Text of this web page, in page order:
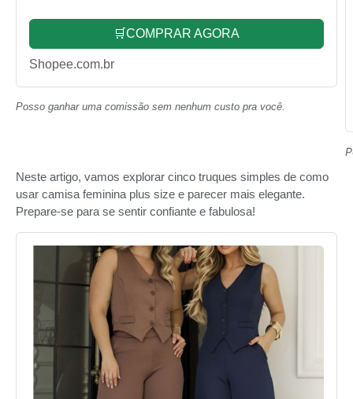
🛒COMPRAR AGORA
Shopee.com.br
Posso ganhar uma comissão sem nenhum custo pra você.
Neste artigo, vamos explorar cinco truques simples de como
usar camisa feminina plus size e parecer mais elegante.
Prepare-se para se sentir confiante e fabulosa!